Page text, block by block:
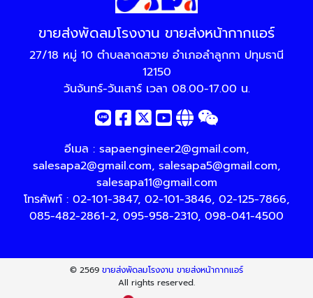
ขายส่งพัดลมโรงงาน ขายส่งหน้ากากแอร์
27/18 หมู่ 10 ตำบลลาดสวาย อำเภอลำลูกกา ปทุมธานี
12150
วันจันทร์-วันเสาร์ เวลา 08.00-17.00 น.
อีเมล : sapaengineer2@gmail.com,
salesapa2@gmail.com, salesapa5@gmail.com,
salesapa11@gmail.com
โทรศัพท์ : 02-101-3847, 02-101-3846, 02-125-7866,
085-482-2861-2, 095-958-2310, 098-041-4500
© 2569 ขายส่งพัดลมโรงงาน ขายส่งหน้ากากแอร์
All rights reserved.